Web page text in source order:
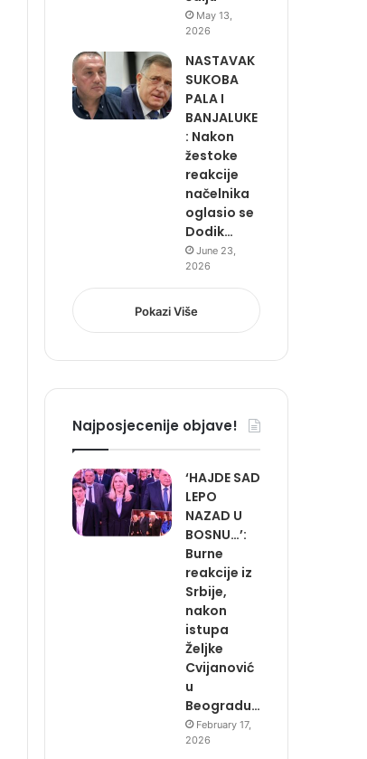
May 13,
2026
NASTAVAK
SUKOBA
PALA I
BANJALUKE
: Nakon
žestoke
reakcije
načelnika
oglasio se
Dodik…
June 23,
2026
Pokazi Više
Najposjecenije objave!
‘HAJDE SAD
LEPO
NAZAD U
BOSNU…’:
Burne
reakcije iz
Srbije,
nakon
istupa
Željke
Cvijanović
u
Beogradu…
February 17,
2026